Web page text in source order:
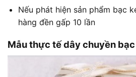
Nếu phát hiện sản phẩm bạc
hàng đền gấp 10 lần
Mẫu thực tế dây chuyền